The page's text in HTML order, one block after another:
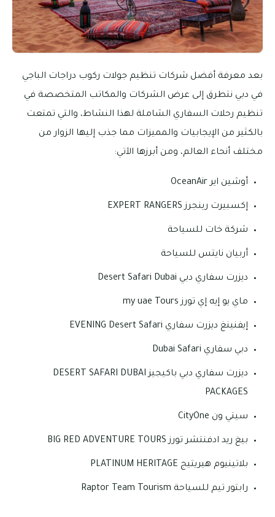
بعد معرفة أفضل شركات تنظيم جولات ركوب دراجات الباجي
في دبي نتطرق إلى عرض الشركات والمكاتب المتخصصة في
تنظيم رحلات السفاري الشاملة لهذا النشاط، والتي تمتعت
بالكثير من الإيجابيات والمميزات مما جذب إليها الزوار من
مختلف أنحاء العالم، ومن أبرزها الآتي:
أوشين اير OceanAir
إكسبيرت رينجرز EXPERT RANGERS
شركة خات للسياحة
أربيان نايتس للسياحة
ديزرت سفاري دبي Desert Safari Dubai
ماي يو إيه إي تورز my uae Tours
إيفنينغ ديزرت سفاري EVENING Desert Safari
دبي سفاري Dubai Safari
ديزرت سفاري دبي باكيجيز DESERT SAFARI DUBAI
PACKAGES
سيتي ون CityOne
بيغ ريد ادفنتشر تورز BIG RED ADVENTURE TOURS
بلاتينيوم هيريتيج PLATINUM HERITAGE
رابتور تيم للسياحة Raptor Team Tourism